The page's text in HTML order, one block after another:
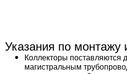
Указания по монтажу
Коллекторы поставляются
магистральным